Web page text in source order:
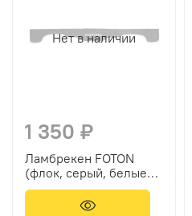
Нет в наличии
1 350 ₽
Ламбрекен FOTON
(флок, серый, белые
шарики) 230см